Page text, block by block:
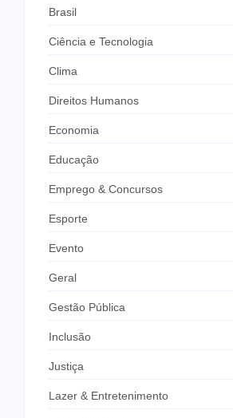
Brasil
Ciência e Tecnologia
Clima
Direitos Humanos
Economia
Educação
Emprego & Concursos
Esporte
Evento
Geral
Gestão Pública
Inclusão
Justiça
Lazer & Entretenimento